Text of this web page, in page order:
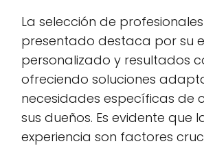
La selección de
presentado destaca por su
personalizado y resultados
ofreciendo soluciones
necesidades específicas de
sus dueños. Es evidente que
experiencia son factores